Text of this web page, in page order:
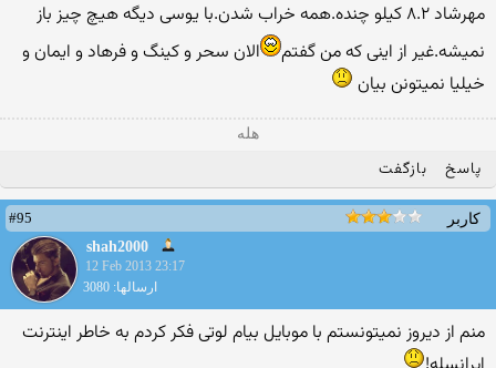
مهرشاد ۸.۲ کیلو چنده.همه خراب شدن.با یوسی دیگه هیچ چیز باز
نمیشه.غیر از اینی که من گفتم‎
‎الان سحر و کینگ و فرهاد و ایمان و
خیلیا نمیتونن بیان ‎
هله
پاسخ بازگفت
کاربر
#95
shah2000
12 Feb 2013 23:17
ارسالها: 3080
منم از دیروز نمیتونستم با موبایل بیام لوتی فکر کردم به خاطر اینترنت